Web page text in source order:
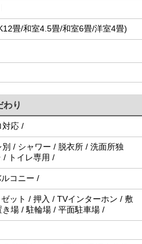
畳/和室4.5畳/和室6畳/洋室4畳)
わり
対応 /
別 / シャワー / 脱衣所 / 洗面所独
/ トイレ専用 /
コニー /
ット / 押入 / TVインターホン / 敷
き場 / 駐輪場 / 平面駐車場 /